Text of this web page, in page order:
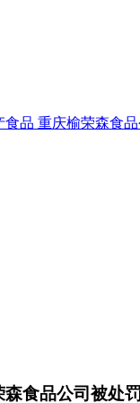
品 重庆榆荣森食
食品公司被处